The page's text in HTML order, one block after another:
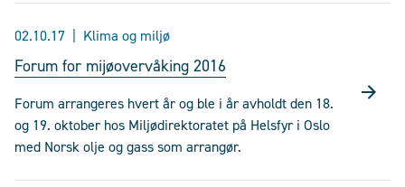
02.10.17 Klima og miljø
Forum for mijøovervåking 2016
Forum arrangeres hvert år og ble i år avholdt den 18.
og 19. oktober hos Miljødirektoratet på Helsfyr i Oslo
med Norsk olje og gass som arrangør.